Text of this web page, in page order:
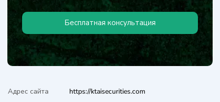
Бесплатная консультация
Адрес сайта https://ktaisecurities.com